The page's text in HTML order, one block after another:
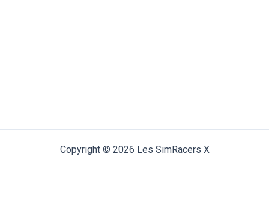
Copyright © 2026 Les SimRacers X